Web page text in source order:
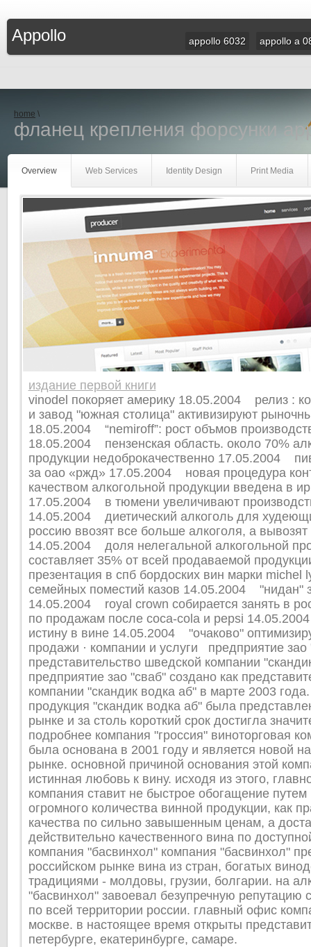
Appollo appollo 6032 appollo a
home \
фланец крепления форсунки
Overview Web Services Identity Design Print Media
издание первой книги
vinodel покоряет америку 18.05.2004 релиз :
и завод "южная столица" активизируют
18.05.2004 “nemiroff”: рост объмов
18.05.2004 пензенская область. около 70%
продукции недоброкачественно 17.05.2004
за оао «ржд» 17.05.2004 новая процедура
качеством алкогольной продукции введена в
17.05.2004 в тюмени увеличивают
14.05.2004 диетический алкоголь для
россию ввозят все больше алкоголя, а
14.05.2004 доля нелегальной алкогольной
составляет 35% от всей продаваемой
презентация в спб бордоских вин марки michel
семейных поместий казов 14.05.2004 "нидан"
14.05.2004 royal crown собирается занять в
по продажам после coca-cola и pepsi
истину в вине 14.05.2004 "очаково"
продажи · компании и услуги предприятие зао
представительство шведской компании
предприятие зао "сваб" создано как
компании "скандик водка аб" в марте 2003
продукция "скандик водка аб" была
рынке и за столь короткий срок достигла
подробнее компания "гроссия" виноторговая
была основана в 2001 году и является новой
рынке. основной причиной основания этой
истинная любовь к вину. исходя из этого,
компания ставит не быстрое обогащение
огромного количества винной продукции, как
качества по сильно завышенным ценам, а
действительно качественного вина по
компания "басвинхол" компания "басвинхол"
российском рынке вина из стран, богатых
традициями - молдовы, грузии, болгарии. на
"басвинхол" завоевал безупречную репутацию
по всей территории россии. главный офис
москве. в настоящее время открыты
петербурге, екатеринбурге, самаре.